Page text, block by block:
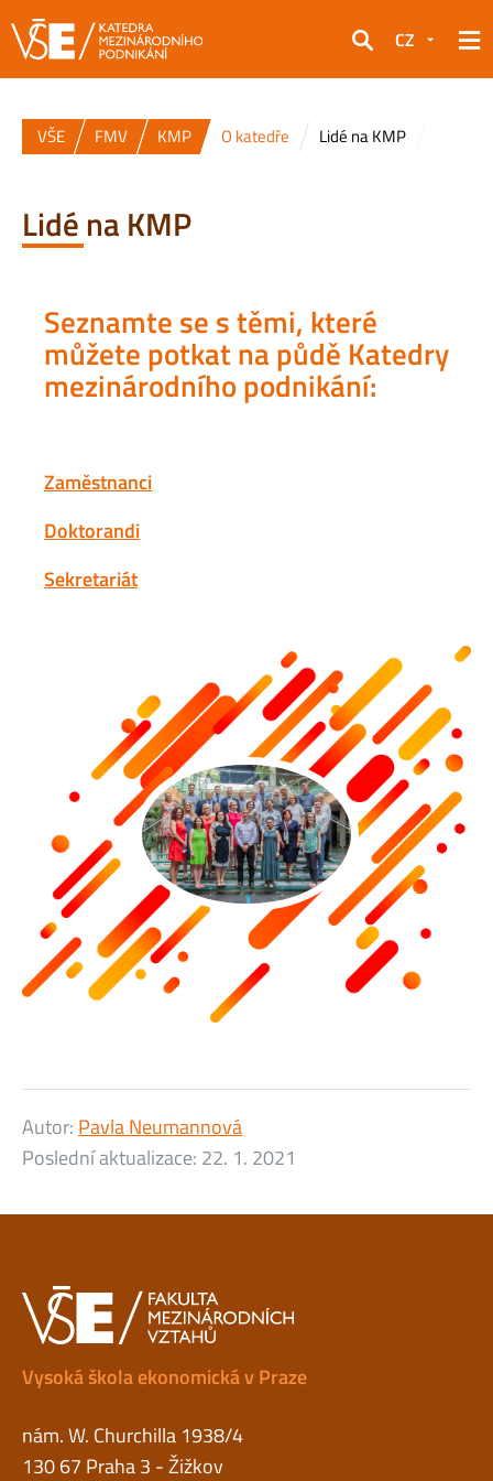
Hledat
CZ
VŠE FMV KMP O katedře Lidé na KMP
Lidé na KMP
Seznamte se s těmi, které
můžete potkat na půdě Katedry
mezinárodního podnikání:
Zaměstnanci
Doktorandi
Sekretariát
Autor: Pavla Neumannová
Poslední aktualizace: 22. 1. 2021
Vysoká škola ekonomická v Praze
nám. W. Churchilla 1938/4
130 67 Praha 3 - Žižkov